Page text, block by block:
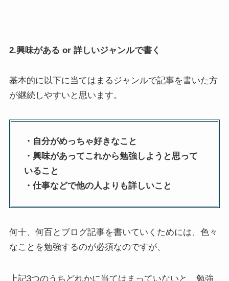
2.興味がある or 詳しいジャンルで書く
基本的に以下に当てはまるジャンルで記事を書いた方
が継続しやすいと思います。
・自分がめっちゃ好きなこと
・興味があってこれから勉強しようと思って
いること
・仕事などで他の人よりも詳しいこと
何十、何百とブログ記事を書いていくためには、色々
なことを勉強するのが必須なのですが、
上記3つのうちどれかに当てはまっていないと、勉強